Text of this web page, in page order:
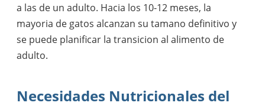
a las de un adulto. Hacia los 10-12 meses, la
mayoria de gatos alcanzan su tamano definitivo y
se puede planificar la transicion al alimento de
adulto.
Necesidades Nutricionales del